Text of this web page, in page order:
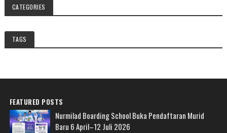
CATEGORIES
TAGS
FEATURED POSTS
Nurmilad Boarding School Buka Pendaftaran Murid
Baru 6 April–12 Juli 2026